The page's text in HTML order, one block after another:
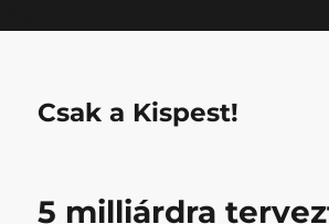
Csak a Kispest!
5 milliárdra